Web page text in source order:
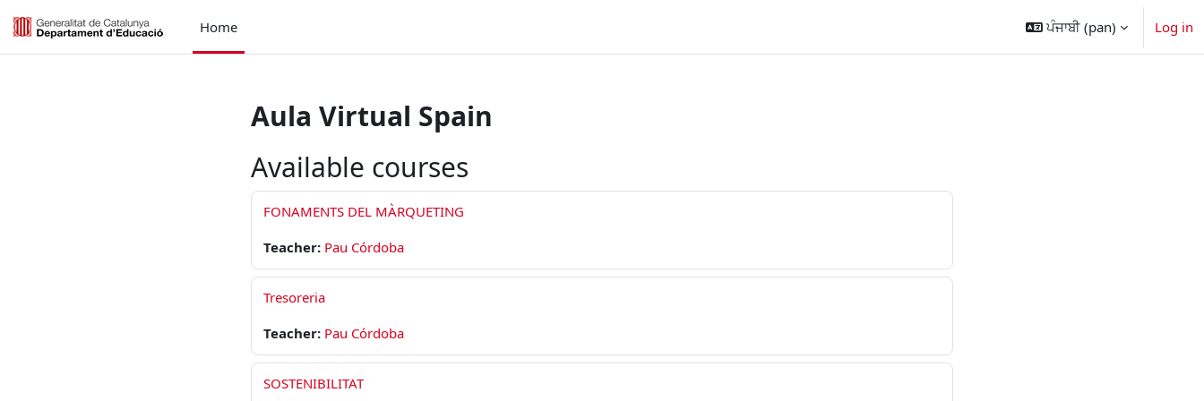
Home
ਪੰਜਾਬੀ ‎(pan)‎ Log in
Aula Virtual Spain
Available courses
FONAMENTS DEL MÀRQUETING
Teacher: Pau Córdoba
Tresoreria
Teacher: Pau Córdoba
SOSTENIBILITAT